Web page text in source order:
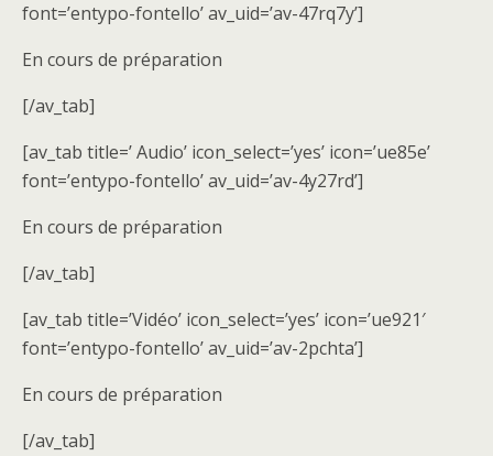
font=’entypo-fontello’ av_uid=’av-47rq7y’]
En cours de préparation
[/av_tab]
[av_tab title=’ Audio’ icon_select=’yes’ icon=’ue85e’
font=’entypo-fontello’ av_uid=’av-4y27rd’]
En cours de préparation
[/av_tab]
[av_tab title=’Vidéo’ icon_select=’yes’ icon=’ue921′
font=’entypo-fontello’ av_uid=’av-2pchta’]
En cours de préparation
[/av_tab]